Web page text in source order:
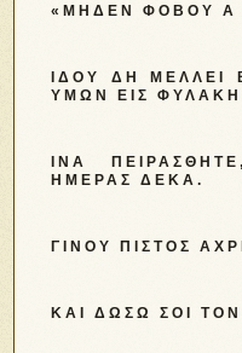
«ΜΗΔΈΝ ΦΟΒΟΎ Α
ΙΔΟΎ ΔΗ ΜΈΛΛΕΙ
ΥΜΏΝ ΕΙΣ
ΊΝΑ
ΗΜΈΡΑΣ ΔΈΚΑ.
ΓΊΝΟΥ ΠΙΣΤΌΣ
ΚΑΙ ΔΏΣΩ ΣΟΙ